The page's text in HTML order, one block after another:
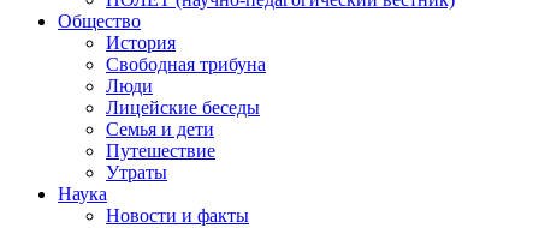
Общество
История
Свободная трибуна
Люди
Лицейские беседы
Семья и дети
Путешествие
Утраты
Наука
Новости и факты